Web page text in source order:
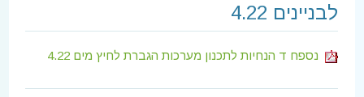
לבניינים 4.22
נספח ד הנחיות לתכנון מערכות הגברת לחיץ מים 4.22